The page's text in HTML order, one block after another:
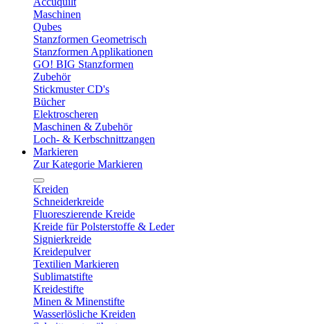
Maschinen
Qubes
Stanzformen Geometrisch
Stanzformen Applikationen
GO! BIG Stanzformen
Zubehör
Stickmuster CD's
Bücher
Elektroscheren
Maschinen & Zubehör
Loch- & Kerbschnittzangen
Markieren
Zur Kategorie Markieren
Kreiden
Schneiderkreide
Fluoreszierende Kreide
Kreide für Polsterstoffe & Leder
Signierkreide
Kreidepulver
Textilien Markieren
Sublimatstifte
Kreidestifte
Minen & Minenstifte
Wasserlösliche Kreiden